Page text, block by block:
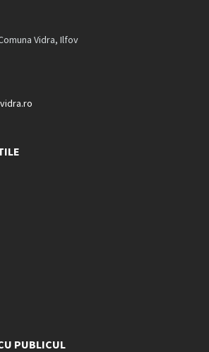
Vidra, Ilfov
PUBLICUL